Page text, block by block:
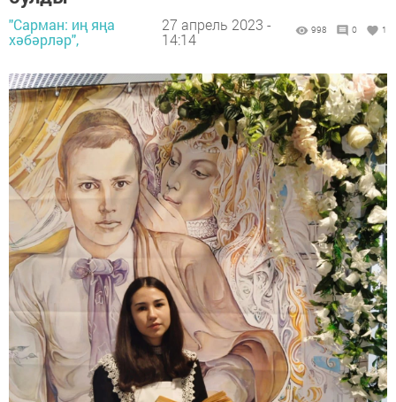
"Сарман: иң яңа
хәбәрләр",
27 апрель 2023 -
14:14
998 0 1